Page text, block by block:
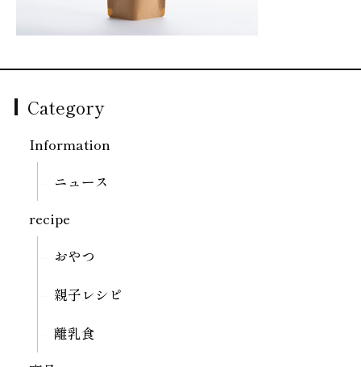
Category
Information
ニュース
recipe
おやつ
親子レシピ
離乳食